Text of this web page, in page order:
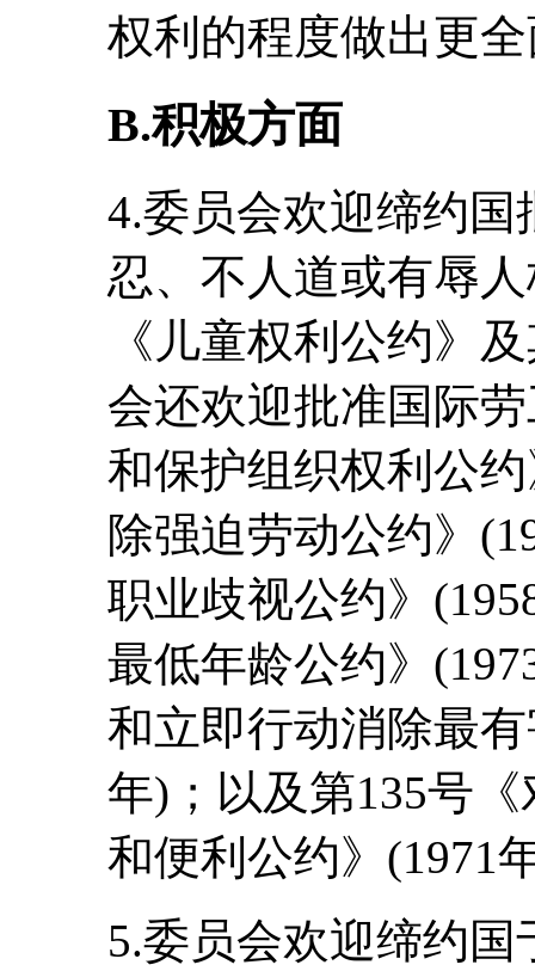
权利的程度做出更
B.积极方面
4.委员会欢迎缔约
忍、不人道或有辱
《儿童权利公约》
会还欢迎批准国际
和保护组织权利公
除强迫劳动公约》
职业歧视公约》
最低年龄公约》
和立即行动消除最
年)；以及第135号
和便利公约》(1971
5.委员会欢迎缔约国